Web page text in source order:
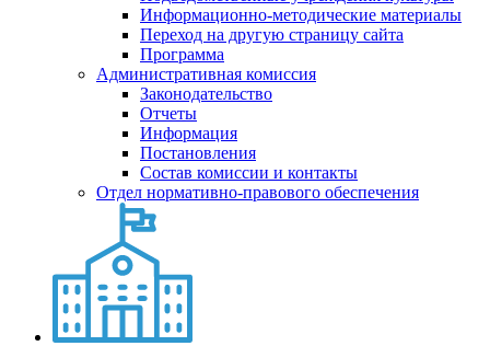
Информационно-методические материалы
Переход на другую страницу сайта
Программа
Административная комиссия
Законодательство
Отчеты
Информация
Постановления
Состав комиссии и контакты
Отдел нормативно-правового обеспечения